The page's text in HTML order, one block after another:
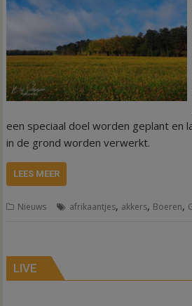
een speciaal doel worden geplant en
in de grond worden verwerkt.
LEES MEER
Nieuws afrikaantjes, akkers, Boeren,
LIVE